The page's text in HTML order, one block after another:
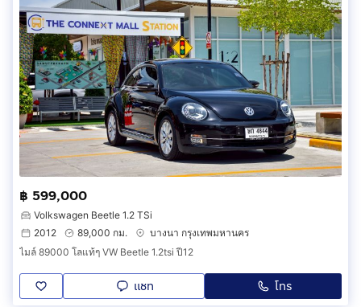
฿ 599,000
Volkswagen Beetle 1.2 TSi
2012
89,000 กม.
บางนา กรุงเทพมหานคร
ไมล์ 89000 โลแท้ๆ VW Beetle 1.2tsi ปี12
แชท โทร